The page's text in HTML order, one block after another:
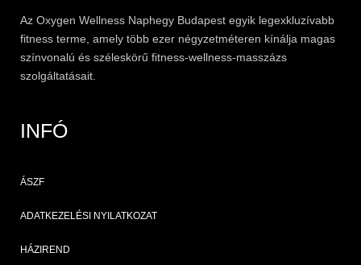
Az Oxygen Wellness Naphegy Budapest egyik legexkluzívabb
fitness terme, amely több ezer négyzetméteren kínálja magas
színvonalú és széleskörű fitness-wellness-masszázs
szolgáltatásait.
INFÓ
ÁSZF
ADATKEZELÉSI NYILATKOZAT
HÁZIREND